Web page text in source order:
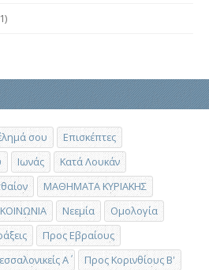
σου
Επισκέπτες
Ιωνάς
Κατά Λουκάν
ΜΑΘΗΜΑΤΑ ΚΥΡΙΑΚΗΣ
Νεεμία
Ομολογία
Προς Εβραίους
Α΄
Προς Κορινθίους Β'